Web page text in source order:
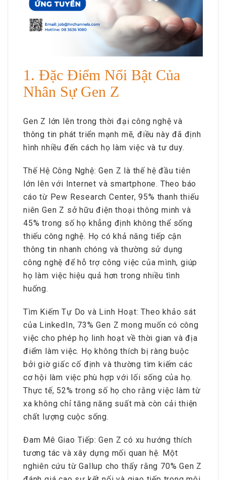
1. Đặc Điểm Nổi Bật Của
Nhân Sự Gen Z
Gen Z lớn lên trong thời đại công nghệ và
thông tin phát triển mạnh mẽ, điều này đã định
hình nhiều đến cách họ làm việc và tư duy.
Thế Hệ Công Nghệ: Gen Z là thế hệ đầu tiên
lớn lên với Internet và smartphone. Theo báo
cáo từ Pew Research Center, 95% thanh thiếu
niên Gen Z sở hữu điện thoại thông minh và
45% trong số họ khẳng định không thể sống
thiếu công nghệ. Họ có khả năng tiếp cận
thông tin nhanh chóng và thường sử dụng
công nghệ để hỗ trợ công việc của mình, giúp
họ làm việc hiệu quả hơn trong nhiều tình
huống.
Tìm Kiếm Tự Do và Linh Hoạt: Theo khảo sát
của LinkedIn, 73% Gen Z mong muốn có công
việc cho phép họ linh hoạt về thời gian và địa
điểm làm việc. Họ không thích bị ràng buộc
bởi giờ giấc cố định và thường tìm kiếm các
cơ hội làm việc phù hợp với lối sống của họ.
Thực tế, 52% trong số họ cho rằng việc làm từ
xa không chỉ tăng năng suất mà còn cải thiện
chất lượng cuộc sống.
Đam Mê Giao Tiếp: Gen Z có xu hướng thích
tương tác và xây dựng mối quan hệ. Một
nghiên cứu từ Gallup cho thấy rằng 70% Gen Z